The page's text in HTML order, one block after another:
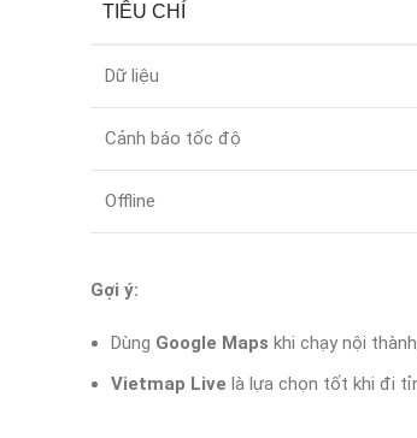
TIÊU CHÍ
Dữ liệu
Cảnh báo tốc độ
Offline
Gợi ý:
Dùng Google Maps khi chạy nội
Vietmap Live là lựa chọn tốt khi đi